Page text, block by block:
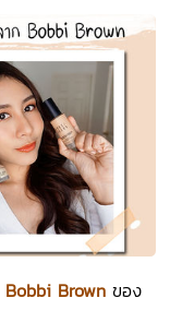
Bobbi Brown ของ